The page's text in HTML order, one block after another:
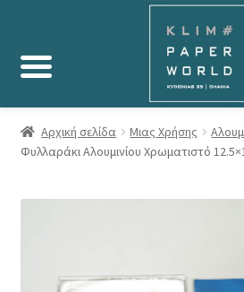
Αρχική σελίδα Μιας Χρήσης
Φυλλαράκι Αλουμινίου Χρωματιστό